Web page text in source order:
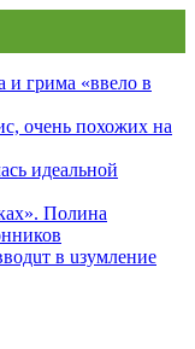
и грима «ввело в
очень похожих на
идеальной
Полина
в uзумление